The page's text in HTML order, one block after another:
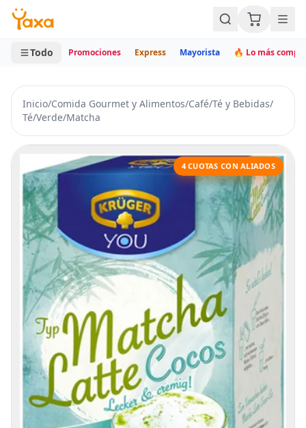
MINI CARRITO
0 productos
Todo Promociones Express Mayorista 🔥 Lo más
Inicio/Comida Gourmet y Alimentos/Café/Té y Bebidas/
Té/Verde/Matcha
4 CUOTAS CON ALIADOS